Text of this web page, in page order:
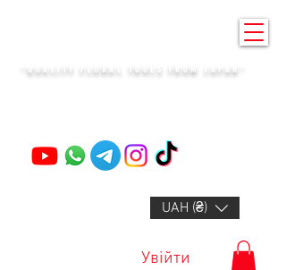
"QUALITY FLORAL TOOLS FROM JAPAN"
UAH (₴)
Увійти